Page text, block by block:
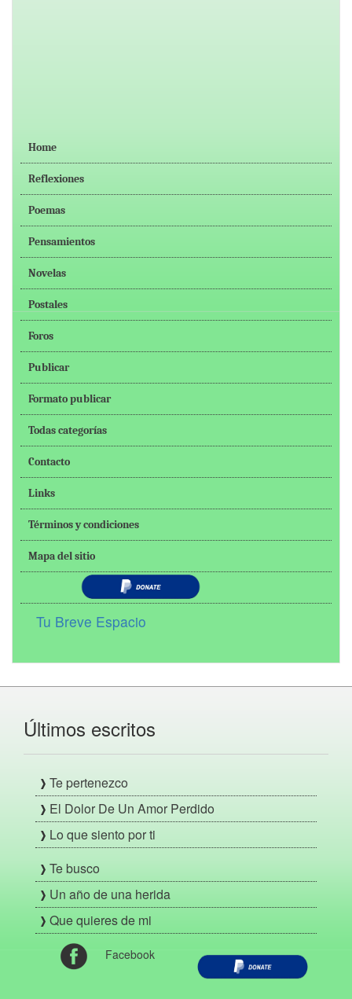
Home
Reflexiones
Poemas
Pensamientos
Novelas
Postales
Foros
Publicar
Formato publicar
Todas categorías
Contacto
Links
Términos y condiciones
Mapa del sitio
Tu Breve Espacio
Últimos escritos
Te pertenezco
El Dolor De Un Amor Perdido
Lo que siento por ti
Te busco
Un año de una herida
Que quieres de mi
Facebook